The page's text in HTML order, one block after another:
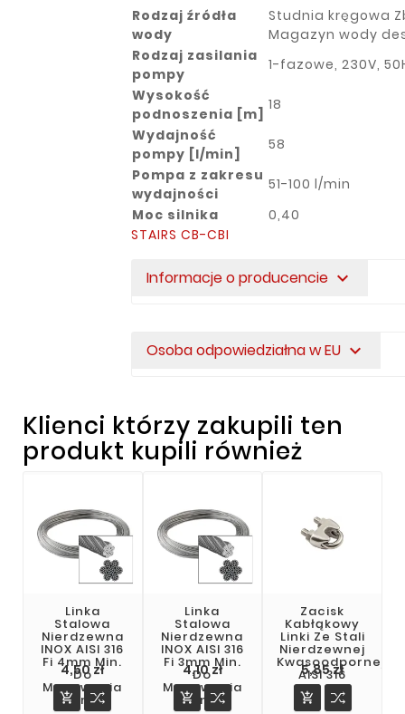
Rodzaj źródła
wody
Studnia kręgowa
Magazyn wody
Rodzaj zasilania
pompy
1-fazowe, 230V,
Wysokość
podnoszenia [m]
18
Wydajność
pompy [l/min]
58
Pompa z zakresu
wydajności
51-100 l/min
Moc silnika
0,40
STAIRS CB-CBI
Informacje o producencie expand_more
Osoba odpowiedziałna w EU expand_more
Klienci którzy zakupili ten
produkt kupili również
Linka
Stalowa
Nierdzewna
INOX AISI 316
Fi 4mm Min.
Do
Mocowania
Pomp
4,50 zł

Linka
Stalowa
Nierdzewna
INOX AISI 316
Fi 3mm Min.
Do
Mocowania
Pomp
4,10 zł

Zacisk
Kabłąkowy
Linki Ze Stali
Nierdzewnej
Kwasoodpornej
AISI 316
5,85 zł
